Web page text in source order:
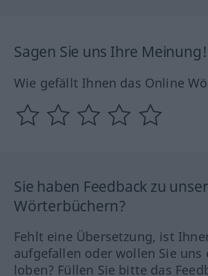
Sagen Sie uns Ihre Meinung!
Wie gefällt Ihnen das Online
Sie haben Feedback zu
Wörterbüchern?
Fehlt eine Übersetzung, ist
aufgefallen oder wollen Sie uns
loben? Füllen Sie bitte das